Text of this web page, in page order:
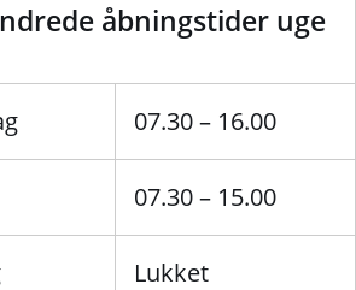
åbningstider uge
07.30 – 16.00
07.30 – 15.00
Lukket